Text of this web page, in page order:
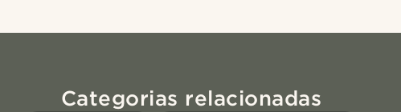
Categorias relacionadas